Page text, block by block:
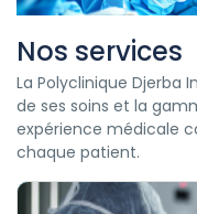
Nos services
La Polyclinique Djerba
de ses soins et la
expérience médicale
chaque patient.